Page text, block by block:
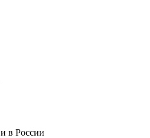
в России